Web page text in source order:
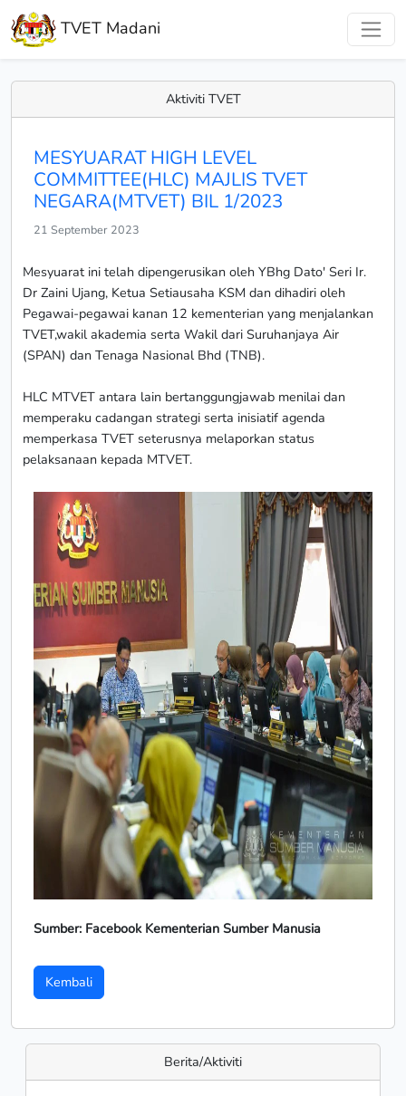
TVET Madani
Aktiviti TVET
MESYUARAT HIGH LEVEL
COMMITTEE(HLC) MAJLIS TVET
NEGARA(MTVET) BIL 1/2023
21 September 2023
Mesyuarat ini telah dipengerusikan oleh YBhg Dato' Seri Ir.
Dr Zaini Ujang, Ketua Setiausaha KSM dan dihadiri oleh
Pegawai-pegawai kanan 12 kementerian yang menjalankan
TVET,wakil akademia serta Wakil dari Suruhanjaya Air
(SPAN) dan Tenaga Nasional Bhd (TNB).
HLC MTVET antara lain bertanggungjawab menilai dan
memperaku cadangan strategi serta inisiatif agenda
memperkasa TVET seterusnya melaporkan status
pelaksanaan kepada MTVET.
Sumber: Facebook Kementerian Sumber Manusia
Kembali
Berita/Aktiviti